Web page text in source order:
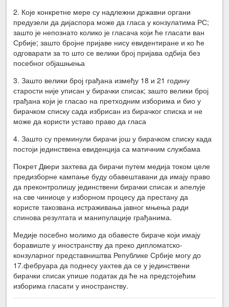
2. Које конкретне мере су надлежни државни органи
предузели да дијаспора може да гласа у конзулатима РС;
зашто је непознато колико је гласача који ће гласати ван
Србије; зашто бројне пријаве нису евидентиране и ко ће
одговарати за то што се велики број пријава одбија без
посебног објашњења
3. Зашто велики број грађана између 18 и 21 годину
старости није уписан у бирачки списак; зашто велики број
грађана који је гласао на претходним изборима и био у
бирачком списку сада избрисан из бирачког списка и не
може да користи уставо право да гласа
4. Зашто су преминули бирачи још у бирачком списку када
постоји јединствена евиденција са матичним службама
Покрет Двери захтева да бирачи путем медија током целе
предизборне кампање буду обавештавани да имају право
да преконтролишу јединствени бирачки списак и апелује
на све чиниоце у изборном процесу да престану да
користе такозвана истраживања јавног мњења ради
спинова резултата и манипулације грађанима.
Медије посебно молимо да обавесте бираче који имају
боравиште у иностранству да преко дипломатско-
конзуларног представништва Републике Србије могу до
17.фебруара да поднесу уахтев да се у јединствени
бирачки списак упише податак да ће на предстојећим
изборима гласати у иностранству.